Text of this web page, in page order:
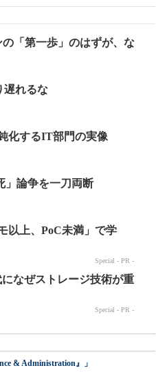
& Administration』」